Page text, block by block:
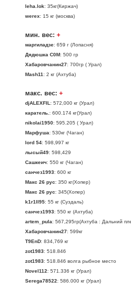
leha.lok: 35кг(Киржач)
werex: 15 кг (москва)
мин. вес: +
маргиладзе: 659 г (Лопасня)
Дядюшка С0М: 500 гр
Хабаровчанин27: 700гр ( Урал)
Mash11 : 2 кг (Ахтуба)
макс. вес: +
djALEXFIL : 572,000 кг (Урал)
каратель. : 600.174 кг(Урал)
nikolai1950: 595.205 ( Урал)
Марфуша: 530кг (Чаган)
lord 54: 598,997 кг
лысый49: 598,429
Сашкеич: 550 кг (Чаган)
санчез1993: 600 кг
Макс 26 рус: 350 кг(Хопер)
Макс 26 рус: 345(Хопер)
k1r1ll95: 55 кг (Суздаль)
санчез1993: 550 кг (Ахтуба)
artem_pula: 567,295гр(Ахтуба : Дальний
Хабаровчанин27: 599кг
T9EnD: 834,769 кг
zot1983: 518.846
zot1983: 518.846 волга рыбное место
Novel112: 571.336 кг (Урал)
Serega78522: 586.000 кг (Урал)